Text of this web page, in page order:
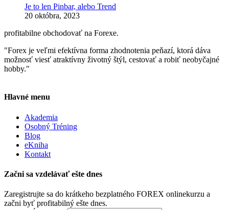
Je to len Pinbar, alebo Trend
20 októbra, 2023
profitabilne obchodovať na Forexe.
"Forex je veľmi efektívna forma zhodnotenia peňazí, ktorá dáva
možnosť viesť atraktívny životný štýl, cestovať a robiť neobyčajné
hobby."
Hlavné menu
Akademia
Osobný Tréning
Blog
eKniha
Kontakt
Začni sa vzdelávať ešte dnes
Zaregistrujte sa do krátkeho bezplatného FOREX onlinekurzu a
začni byť profitabilný ešte dnes.